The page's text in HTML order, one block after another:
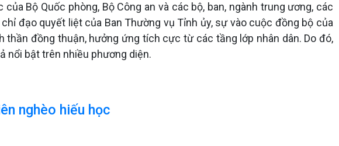
Bộ Quốc phòng, Bộ Công an và các bộ, ban, ngành trung ương, các
đạo quyết liệt của Ban Thường vụ Tỉnh ủy, sự vào cuộc đồng bộ của
thần đồng thuận, hưởng ứng tích cực từ các tầng lớp nhân dân. Do đó,
nổi bật trên nhiều phương diện.
nghèo hiếu học